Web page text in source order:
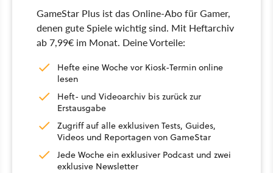
GameStar Plus ist das Online-Abo für Gamer,
denen gute Spiele wichtig sind. Mit Heftarchiv
ab 7,99€ im Monat. Deine Vorteile:
Hefte eine Woche vor Kiosk-Termin online
lesen
Heft- und Videoarchiv bis zurück zur
Erstausgabe
Zugriff auf alle exklusiven Tests, Guides,
Videos und Reportagen von GameStar
Jede Woche ein exklusiver Podcast und zwei
exklusive Newsletter